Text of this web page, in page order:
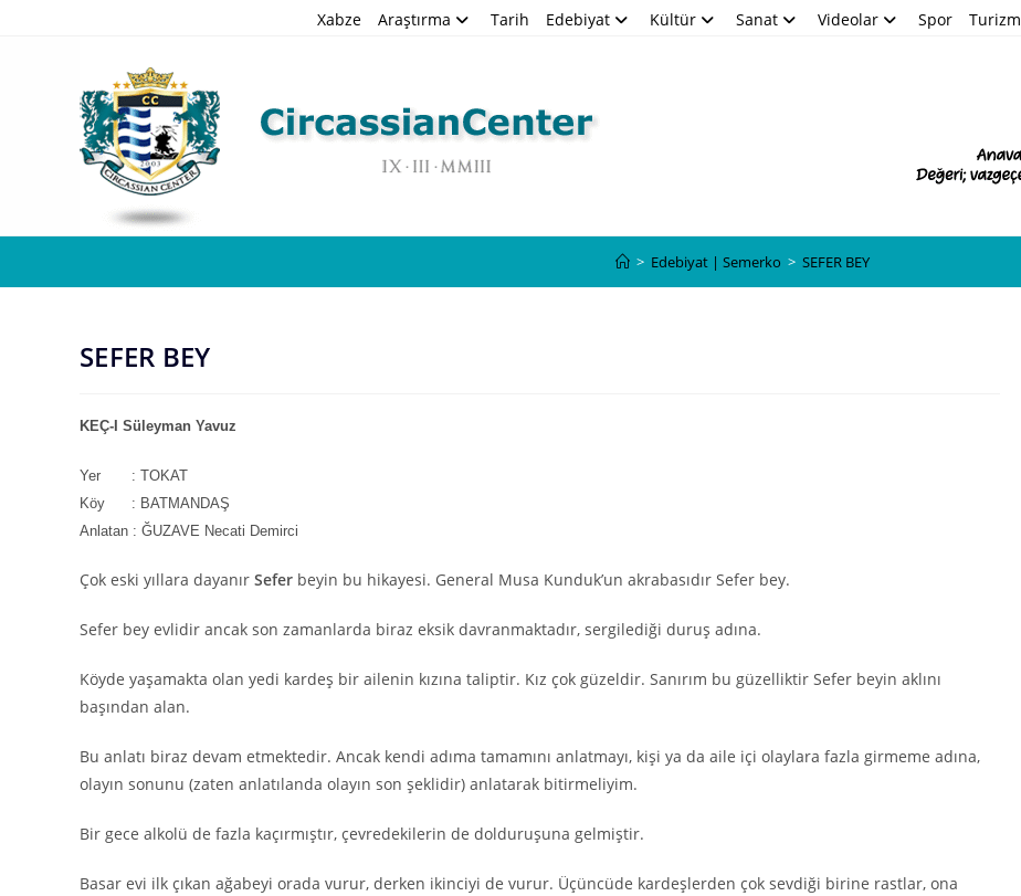
Xabze Araştırma Tarih Edebiyat Kültür Sanat Videolar Spor Turizm
> Edebiyat | Semerko > SEFER BEY
SEFER BEY
KEÇ-I Süleyman Yavuz
Yer : TOKAT
Köy : BATMANDAŞ
Anlatan : ĞUZAVE Necati Demirci
Çok eski yıllara dayanır Sefer beyin bu hikayesi. General Musa Kunduk’un akrabasıdır Sefer bey.
Sefer bey evlidir ancak son zamanlarda biraz eksik davranmaktadır, sergilediği duruş adına.
Köyde yaşamakta olan yedi kardeş bir ailenin kızına taliptir. Kız çok güzeldir. Sanırım bu güzelliktir Sefer beyin aklını
başından alan.
Bu anlatı biraz devam etmektedir. Ancak kendi adıma tamamını anlatmayı, kişi ya da aile içi olaylara fazla girmeme adına,
olayın sonunu (zaten anlatılanda olayın son şeklidir) anlatarak bitirmeliyim.
Bir gece alkolü de fazla kaçırmıştır, çevredekilerin de dolduruşuna gelmiştir.
Basar evi ilk çıkan ağabeyi orada vurur, derken ikinciyi de vurur. Üçüncüde kardeşlerden çok sevdiği birine rastlar, ona